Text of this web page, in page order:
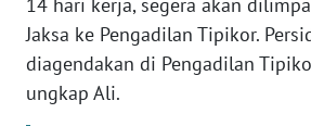
14 hari kerja, segera akan
Jaksa ke Pengadilan Tipikor.
diagendakan di Pengadilan
ungkap Ali.
WN
SUMUT
WN
JAKARTA